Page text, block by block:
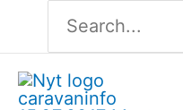
indholdet
efter: